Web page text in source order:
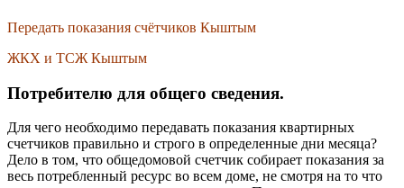
Передать показания счётчиков Кыштым
ЖКХ и ТСЖ Кыштым
Потребителю для общего сведения.
Для чего необходимо передавать показания квартирных
счетчиков правильно и строго в определенные дни месяца?
Дело в том, что общедомовой счетчик собирает показания за
весь потребленный ресурс во всем доме, не смотря на то что